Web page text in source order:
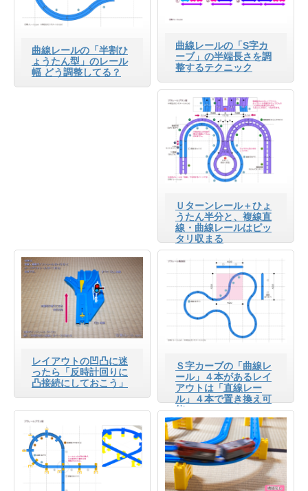
曲線レールの「半割ひ
ょうたん型」のレール
幅 どう調整してる？
曲線レールの「S字カ
ーブ」の半端長さを調
整するテクニック
Ｕターンレール＋ひょ
うたん半分と、複線直
線・曲線レールはピッ
タリ収まる
レイアウトの凹凸に迷
ったら「反時計回りに
凸接続にしておこう」
Ｓ字カーブの「曲線レ
ール」４本があるレイ
アウトは「直線レー
ル」４本で置き換え可
能